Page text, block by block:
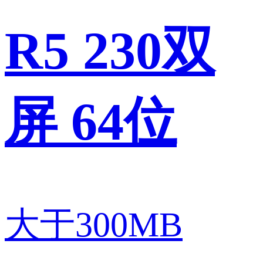
R5 230双
屏 64位
大于300MB